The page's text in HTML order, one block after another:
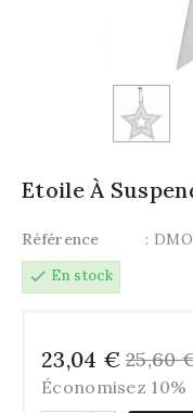
Etoile À
Référence
:
check En stock
23,04 € 25,60
Économisez 10%